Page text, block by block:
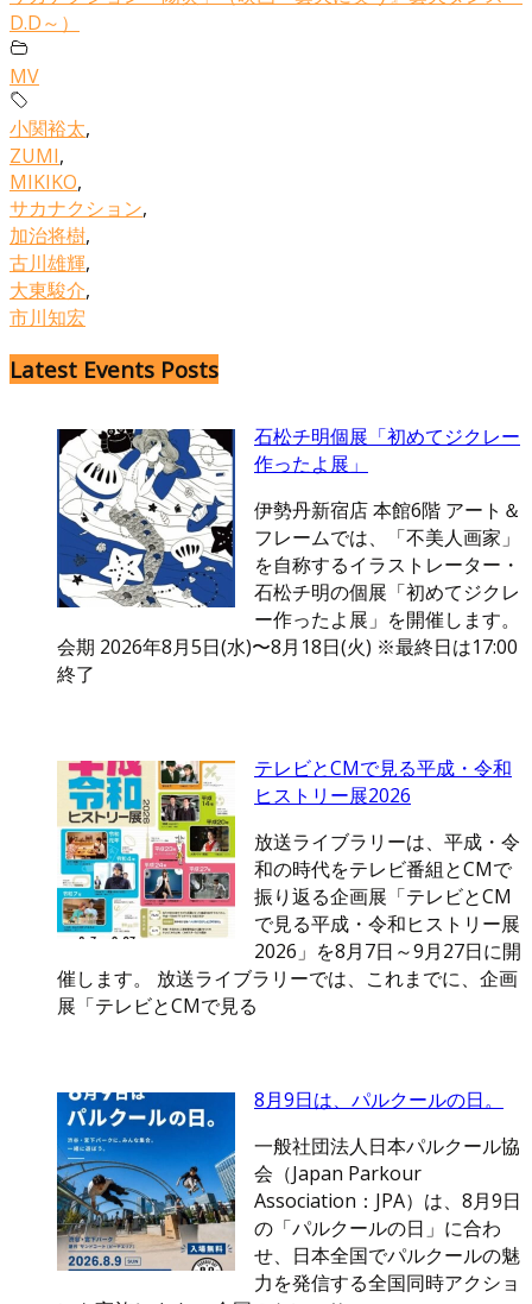
D.D～）
MV
小関裕太,
ZUMI,
MIKIKO,
サカナクション,
加治将樹,
古川雄輝,
大東駿介,
市川知宏
Latest Events Posts
石松チ明個展「初めてジクレー
作ったよ展」
伊勢丹新宿店 本館6階 アート＆
フレームでは、「不美人画家」
を自称するイラストレーター・
石松チ明の個展「初めてジクレ
ー作ったよ展」を開催します。
会期 2026年8月5日(水)〜8月18日(火) ※最終日は17:00
終了
テレビとCMで見る平成・令和
ヒストリー展2026
放送ライブラリーは、平成・令
和の時代をテレビ番組とCMで
振り返る企画展「テレビとCM
で見る平成・令和ヒストリー展
2026」を8月7日～9月27日に開
催します。 放送ライブラリーでは、これまでに、企画
展「テレビとCMで見る
8月9日は、パルクールの日。
一般社団法人日本パルクール協
会（Japan Parkour
Association：JPA）は、8月9日
の「パルクールの日」に合わ
せ、日本全国でパルクールの魅
力を発信する全国同時アクショ